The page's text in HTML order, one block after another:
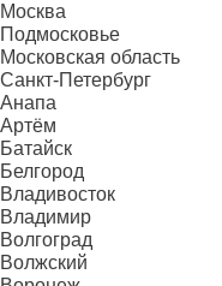
Москва
Подмосковье
Московская область
Санкт-Петербург
Анапа
Артём
Батайск
Белгород
Владивосток
Владимир
Волгоград
Волжский